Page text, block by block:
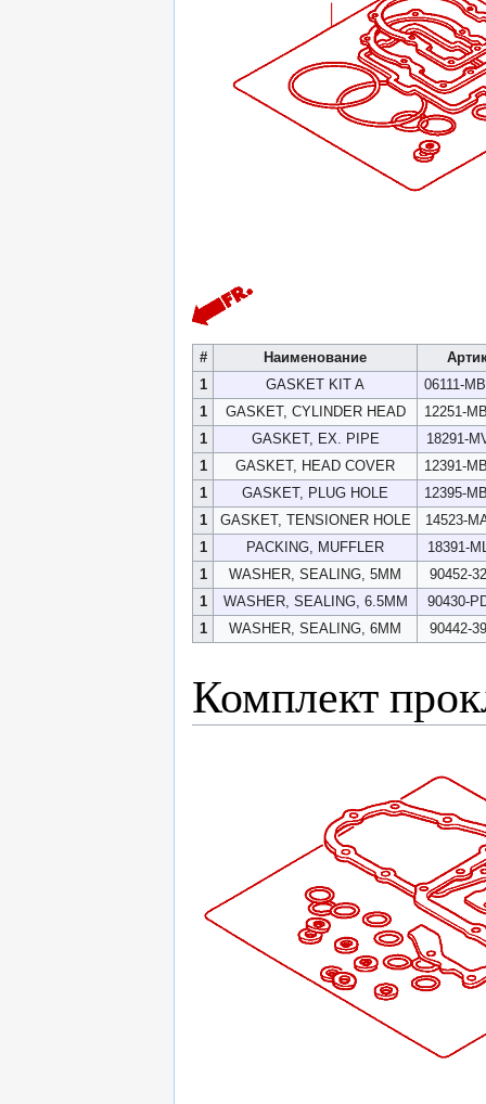
# Наименование
1
GASKET KIT A
06111-
1
GASKET, CYLINDER HEAD
12251-
1
GASKET, EX. PIPE
18291-
1
GASKET, HEAD COVER
12391-
1
GASKET, PLUG HOLE
12395-
1
GASKET, TENSIONER HOLE
14523-
1
PACKING, MUFFLER
18391-
1
WASHER, SEALING, 5MM
90452-
1
WASHER, SEALING, 6.5MM
90430-
1
WASHER, SEALING, 6MM 90442-
Комплект